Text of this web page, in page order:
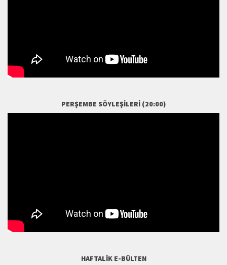
PERŞEMBE SÖYLEŞILERI (20:00)
HAFTALIK E-BÜLTEN